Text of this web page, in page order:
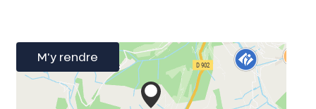
M'y rendre